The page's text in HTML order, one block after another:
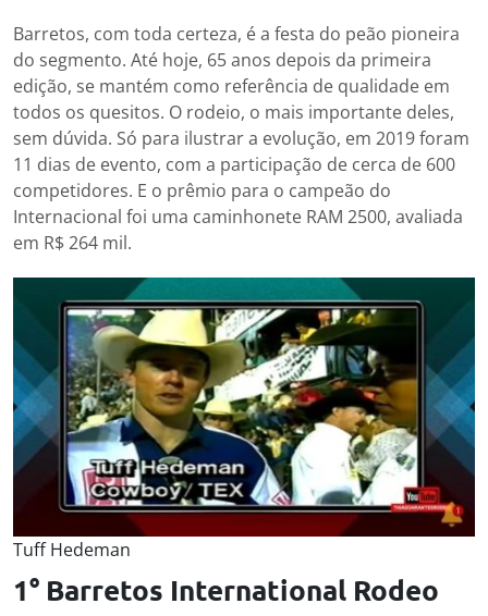
Barretos, com toda certeza, é a festa do peão pioneira
do segmento. Até hoje, 65 anos depois da primeira
edição, se mantém como referência de qualidade em
todos os quesitos. O rodeio, o mais importante deles,
sem dúvida. Só para ilustrar a evolução, em 2019 foram
11 dias de evento, com a participação de cerca de 600
competidores. E o prêmio para o campeão do
Internacional foi uma caminhonete RAM 2500, avaliada
em R$ 264 mil.
Tuff Hedeman
1° Barretos International Rodeo